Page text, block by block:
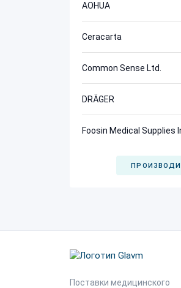
AOHUA
Ceracarta
Common Sense Ltd.
DRÄGER
Foosin Medical Supplies
Поставки медицинского